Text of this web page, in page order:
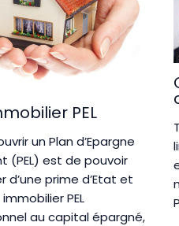
PEL
un Plan d’Epargne
(PEL) est de pouvoir
d’une prime d’Etat et
PEL
au capital épargné,